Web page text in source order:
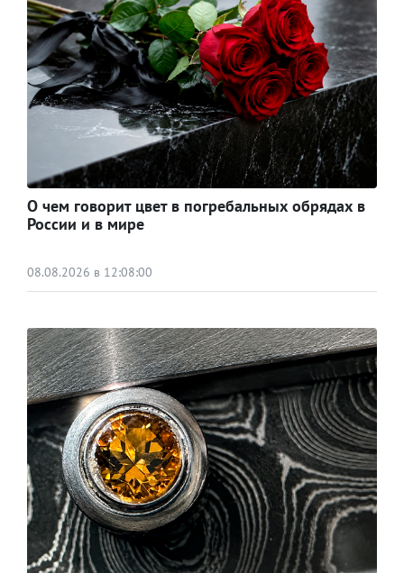
О чем говорит цвет в погребальных обрядах в
России и в мире
08.08.2026 в 12:08:00